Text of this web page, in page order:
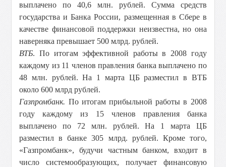
выплачено по 40,6 млн. рублей. Сумма средств
государства и Банка России, размещенная в Сбере в
качестве финансовой поддержки неизвестна, но она
наверняка превышает 500 млрд. рублей.
ВТБ. По итогам эффективной работы в 2008 году
каждому из 11 членов правления банка выплачено по
48 млн. рублей. На 1 марта ЦБ разместил в ВТБ
около 600 млрд рублей.
Газпромбанк. По итогам прибыльной работы в 2008
году каждому из 15 членов правления банка
выплачено по 72 млн. рублей. На 1 марта ЦБ
разместил в банке 305 млрд. рублей. Кроме того,
«Газпромбанк», будучи частным банком, входит в
число системообразующих, получает финансовую